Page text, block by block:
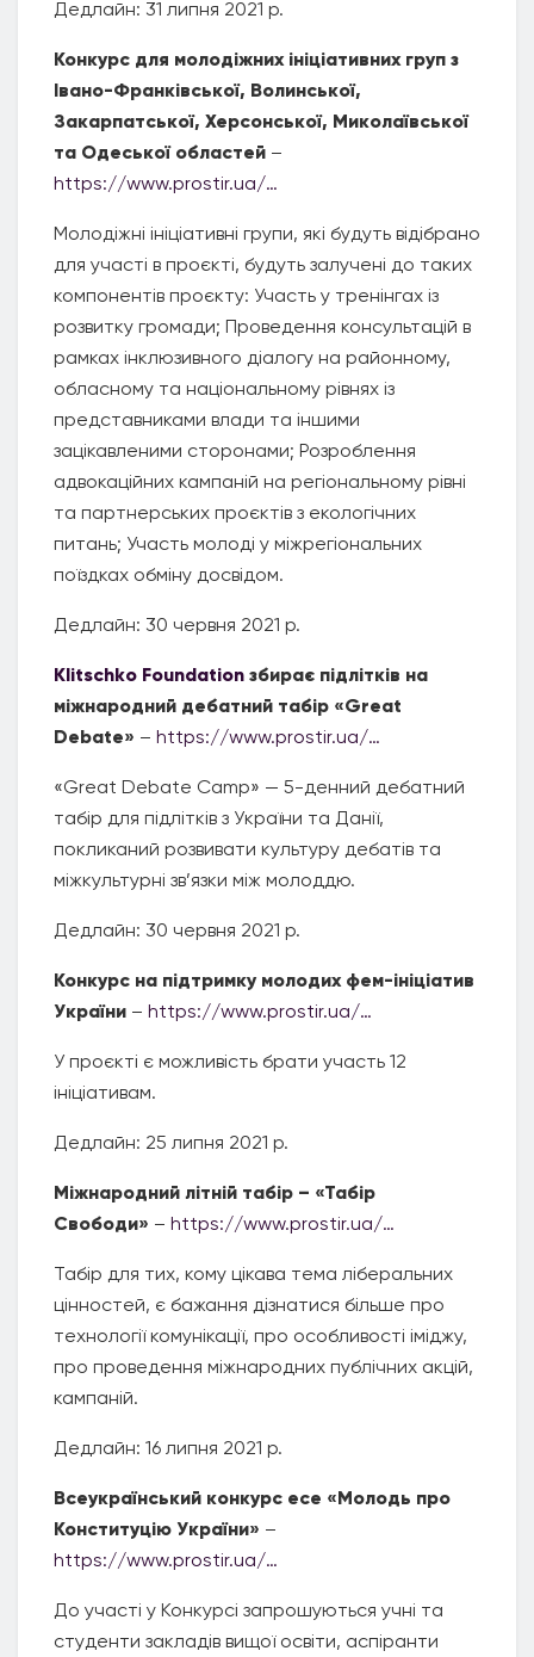
Дедлайн: 31 липня 2021 р.
Конкурс для молодіжних ініціативних груп з
Івано-Франківської, Волинської,
Закарпатської, Херсонської, Миколаївської
та Одеської областей –
https://www.prostir.ua/…
Молодіжні ініціативні групи, які будуть відібрано
для участі в проєкті, будуть залучені до таких
компонентів проєкту: Участь у тренінгах із
розвитку громади; Проведення консультацій в
рамках інклюзивного діалогу на районному,
обласному та національному рівнях із
представниками влади та іншими
зацікавленими сторонами; Розроблення
адвокаційних кампаній на регіональному рівні
та партнерських проєктів з екологічних
питань; Участь молоді у міжрегіональних
поїздках обміну досвідом.
Дедлайн: 30 червня 2021 р.
Klitschko Foundation збирає підлітків на
міжнародний дебатний табір «Great
Debate» – https://www.prostir.ua/…
«Great Debate Camp» — 5-денний дебатний
табір для підлітків з України та Данії,
покликаний розвивати культуру дебатів та
міжкультурні зв’язки між молоддю.
Дедлайн: 30 червня 2021 р.
Конкурс на підтримку молодих фем-ініціатив
України – https://www.prostir.ua/…
У проєкті є можливість брати участь 12
ініціативам.
Дедлайн: 25 липня 2021 р.
Міжнародний літній табір – «Табір
Свободи» – https://www.prostir.ua/…
Табір для тих, кому цікава тема ліберальних
цінностей, є бажання дізнатися більше про
технології комунікації, про особливості іміджу,
про проведення міжнародних публічних акцій,
кампаній.
Дедлайн: 16 липня 2021 р.
Всеукраїнський конкурс есе «Молодь про
Конституцію України» –
https://www.prostir.ua/…
До участі у Конкурсі запрошуються учні та
студенти закладів вищої освіти, аспіранти